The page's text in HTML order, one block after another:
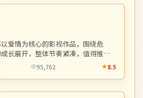
爱情为核心的影视作品，围绕危
长展开，整体节奏紧凑，值得推荐
95,762 8.5